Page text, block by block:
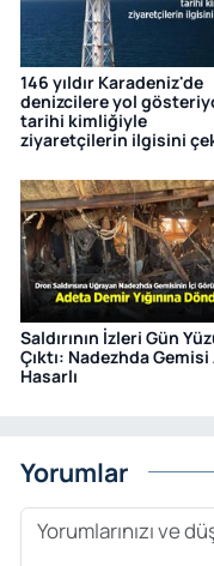
146 yıldır Karadeniz'de
denizcilere yol
tarihi kimliğiyle
ziyaretçilerin ilgisini
Saldırının İzleri Gün
Çıktı: Nadezhda Gemisi
Hasarlı
Yorumlar